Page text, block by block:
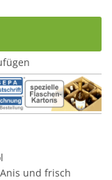
und frisch